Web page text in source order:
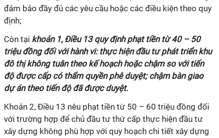
đảm bảo đầy đủ các yêu cầu hoặc các điều kiện theo quy
định;
Còn tại khoản 1, Điều 13 quy định phạt tiền từ 40 – 50
triệu đồng đối với hành vi: thực hiện đầu tư phát triển khu
đô thị không tuân theo kế hoạch hoặc chậm so với tiến
độ được cấp có thẩm quyền phê duyệt; chậm bàn giao
dự án theo tiến độ đã được duyệt.
Khoản 2, Điều 13 nêu phạt tiền từ 50 – 60 triệu đồng đối
với trường hợp để chủ đầu tư thứ cấp thực hiện đầu tư
xây dựng không phù hợp với quy hoạch chi tiết xây dựng